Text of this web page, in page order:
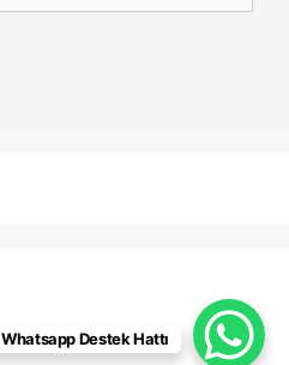
Whatsapp Destek Hattı